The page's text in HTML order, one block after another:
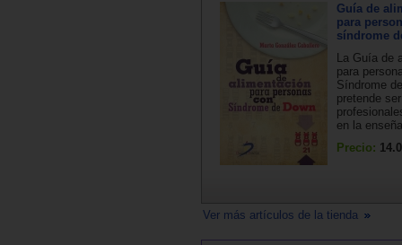
Guía de
para
síndrome
La Guía de
para
Síndrome
pretende
en la
Precio:
Ver más artículos de la tienda